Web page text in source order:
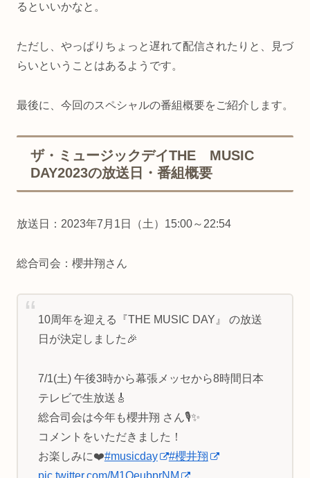
るといいかなと。
ただし、やっぱりちょっと遅れて配信されたりと、見づ
らいということはあるようです。
最後に、今回のスペシャルの番組概要をご紹介します。
ザ・ミュージックデイTHE MUSIC
DAY2023の放送日・番組概要
放送日：2023年7月1日（土）15:00～22:54
総合司会：櫻井翔さん
10周年を迎える『THE MUSIC DAY』 の放送
日が決定しました🎉
7/1(土) 午後3時から幕張メッセから8時間日本
テレビで生放送🎸
総合司会は今年も櫻井翔 さん🎙✨
コメントをいただきました！
お楽しみに❤️#musicday
#櫻井翔
pic.twitter.com/M1OeubprNM